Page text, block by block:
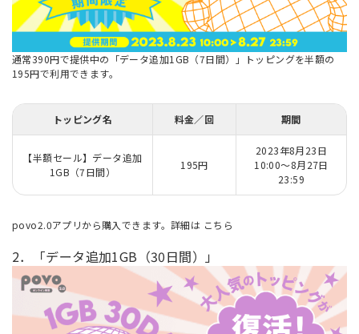
通常390円で提供中の「データ追加1GB（7日間）」トッピングを半額の
195円で利用できます。
トッピング名 料金／回 期間
【半額セール】データ追加
1GB（7日間）
195円
2023年8月23日
10:00～8月27日
23:59
povo2.0アプリから購入できます。詳細は こちら
2．「データ追加1GB（30日間）」